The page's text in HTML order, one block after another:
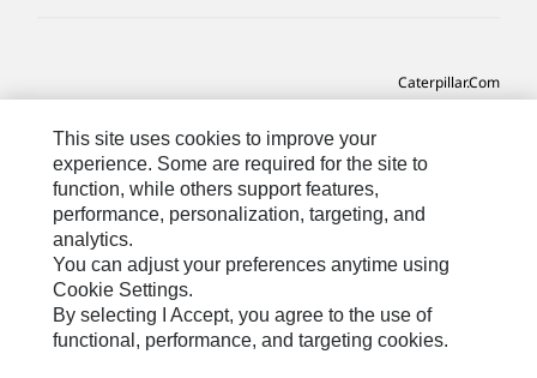
Caterpillar.com
تفضيلات التسويق الخاصة بي
This site uses cookies to improve your
experience. Some are required for the site to
function, while others support features,
performance, personalization, targeting, and
analytics.
You can adjust your preferences anytime using
Cookie Settings.
By selecting I Accept, you agree to the use of
functional, performance, and targeting cookies.